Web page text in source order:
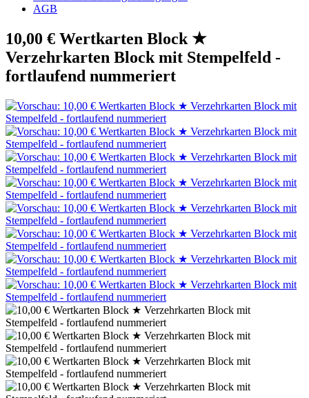
AGB
10,00 € Wertkarten Block ★
Verzehrkarten Block mit Stempelfeld -
fortlaufend nummeriert